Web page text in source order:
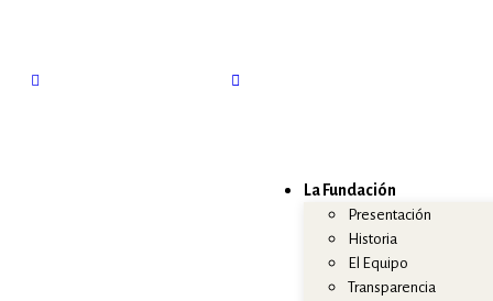
La Fundación
Presentación
Historia
El Equipo
Transparencia